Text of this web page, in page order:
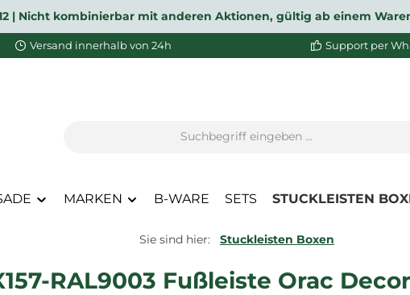
| Nicht kombinierbar mit anderen Aktionen, gültig ab einem
Versand innerhalb von 24h Support per
MARKEN B-WARE SETS STUCKLEISTEN
Sie sind hier: Stuckleisten Boxen
RAL9003 Fußleiste Orac